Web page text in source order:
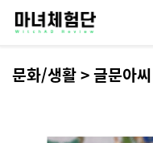
문화/생활 > 글문아씨